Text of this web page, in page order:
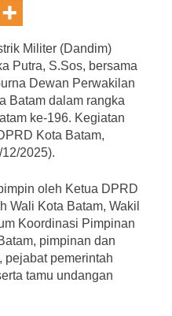
Militer (Dandim)
Putra, S.Sos, bersama
Dewan Perwakilan
Batam dalam rangka
ke-196. Kegiatan
Kota Batam,
2025).
oleh Ketua DPRD
Wali Kota Batam, Wakil
Koordinasi Pimpinan
pimpinan dan
pejabat pemerintah
tamu undangan